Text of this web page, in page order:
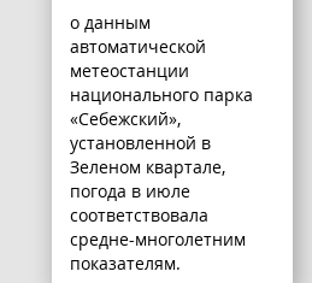
о данным
автоматической
метеостанции
национального парка
«Себежский»,
установленной в
Зеленом квартале,
погода в июле
соответствовала
средне-многолетним
показателям.